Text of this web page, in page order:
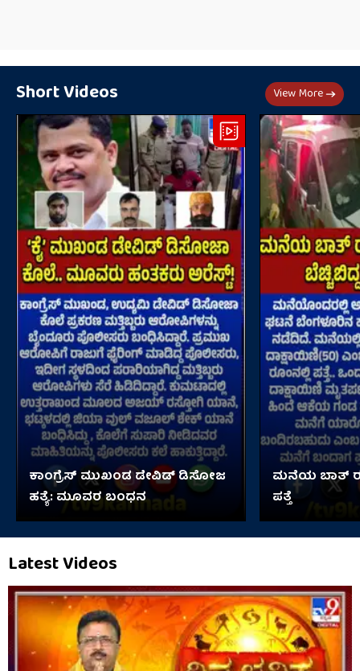
Short Videos View More
ಕಾಂಗ್ರೆಸ್ ಮುಖಂಡ ಡೇವಿಡ್ ಡಿಸೋಜ
ಹತ್ಯೆ: ಮೂವರ ಬಂಧನ
ಮನೆಯ ಬಾತ್
ಪತ್ತೆ
Latest Videos